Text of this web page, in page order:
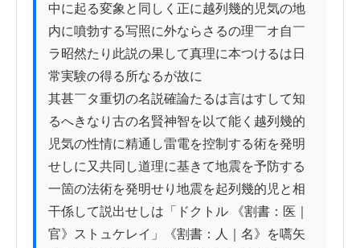
中に起る変象と同しく正に越列幾的児気の地
内に噴勃する写照に外ならさるの理￣オ自￣
ラ昭然たり此説の果して真理に本つけるは日
常実験の得る所なるが故に
其甚￣タ重切の名説確論たるは言はすして知
るへきなり古の名賢神智を以て能く越列幾的
児気の性情に精通し雷電を控制する術を発明
せしに又共同し道理に基きて地震を予防する
一箇の法術を発明せり地震を起列幾的児と相
干係して説出せしは「ドクトル 《割書：医｜
官》ストュケレイ」《割書：人｜名》を嚆矢